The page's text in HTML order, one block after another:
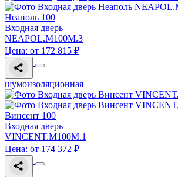
Неаполь 100
Входная дверь
NEAPOL.M100M.3
Цена: от 172 815 ₽
шумоизоляционная
Винсент 100
Входная дверь
VINCENT.M100M.1
Цена: от 174 372 ₽